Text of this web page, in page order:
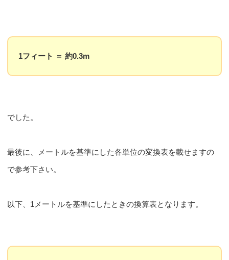
1フィート ＝ 約0.3m
でした。
最後に、メートルを基準にした各単位の変換表を載せますの
で参考下さい。
以下、1メートルを基準にしたときの換算表となります。